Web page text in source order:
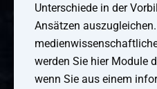
Unterschiede in der
Ansätzen
werden Sie hier Module
wenn Sie aus einem